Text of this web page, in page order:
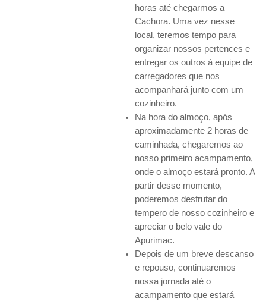
horas até chegarmos a
Cachora. Uma vez nesse
local, teremos tempo para
organizar nossos pertences e
entregar os outros à equipe de
carregadores que nos
acompanhará junto com um
cozinheiro.
Na hora do almoço, após
aproximadamente 2 horas de
caminhada, chegaremos ao
nosso primeiro acampamento,
onde o almoço estará pronto. A
partir desse momento,
poderemos desfrutar do
tempero de nosso cozinheiro e
apreciar o belo vale do
Apurimac.
Depois de um breve descanso
e repouso, continuaremos
nossa jornada até o
acampamento que estará